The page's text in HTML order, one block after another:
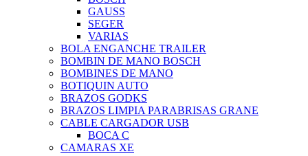
GAUSS
SEGER
VARIAS
BOLA ENGANCHE TRAILER
BOMBIN DE MANO BOSCH
BOMBINES DE MANO
BOTIQUIN AUTO
BRAZOS GODKS
BRAZOS LIMPIA PARABRISAS GRANE
CABLE CARGADOR USB
BOCA C
CAMARAS XE